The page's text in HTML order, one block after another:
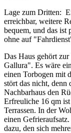
Lage zum Dritten:
erreichbar, weitere
bequem, und das ist
ohne auf
Das Haus gehört
Gallura". Es wäre
einen Torbogen mit
stört das nicht, denn
Nachbarhaus den
Erfreuliche 16 qm
Terrassen. In der
einen
dazu, den sich